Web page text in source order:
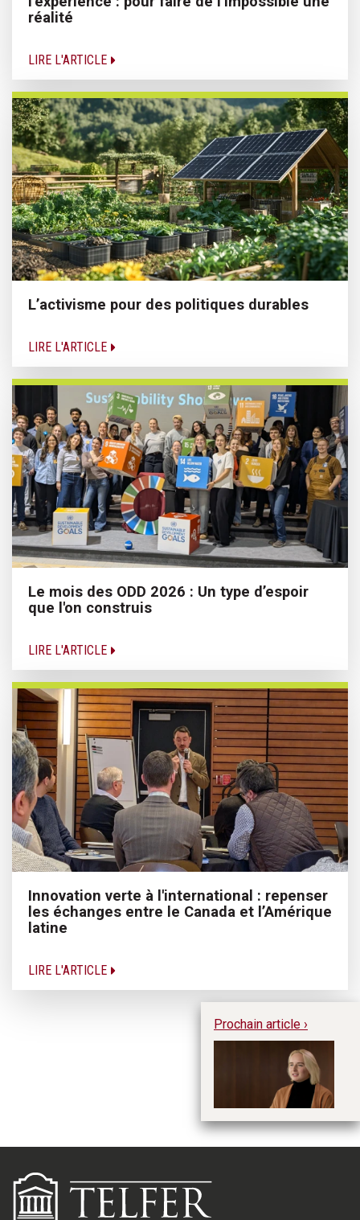
réalité
LIRE L'ARTICLE
L’activisme pour des politiques durables
LIRE L'ARTICLE
Le mois des ODD 2026 : Un type d’espoir
que l'on construis
LIRE L'ARTICLE
Innovation verte à l'international : repenser
les échanges entre le Canada et l’Amérique
latine
LIRE L'ARTICLE
Prochain article ›